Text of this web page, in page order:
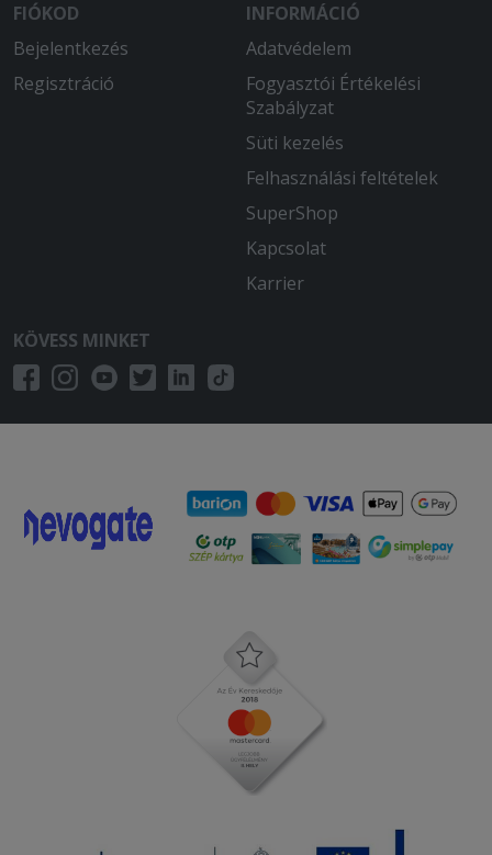
FIÓKOD
Bejelentkezés
Regisztráció
INFORMÁCIÓ
Adatvédelem
Fogyasztói Értékelési
Szabályzat
Süti kezelés
Felhasználási feltételek
SuperShop
Kapcsolat
Karrier
KÖVESS MINKET